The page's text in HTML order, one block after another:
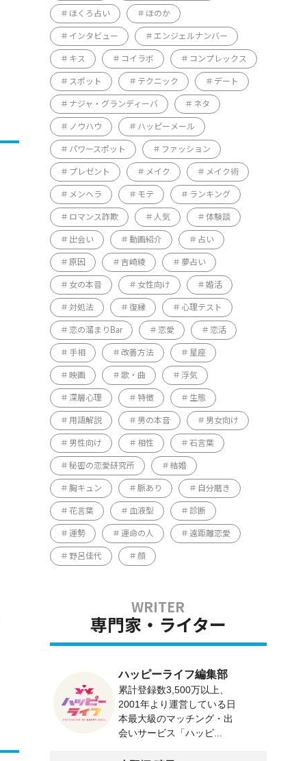
ほくろ占い ほのか
インタビュー エンジェルナンバー
キス コイラボ コンプレックス
スポット テクニック デート
ナジャ・グランディーバ ネタ
ノウハウ ハッピーメール
パワースポット ファッション
プレゼント メイク メイク術
メンヘラ モテ ランキング
ロマンス詐欺 人気 体験談
出会い 動画紹介 占い
原因 吉崎綾 夢占い
女の本音 女性向け 婚活
対処法 復縁 心理テスト
恋の溜まりBar 恋愛 恋活
手相 改善方法 星座
映画 歌・曲 浮気
深層心理 特徴 生態
用語解説 男の本音 男女向け
男性向け 相性 石言葉
秘密の恋愛研究所 結婚
胸キュン 脈あり 自分磨き
花言葉 血液型 診断
運勢 運命の人 遠距離恋愛
野呂佳代 顔
専門家・ライター
ハッピーライフ編集部
累計登録数3,500万以上、
2001年より運営している日
本最大級のマッチング・出
会いサービス「ハッピ...